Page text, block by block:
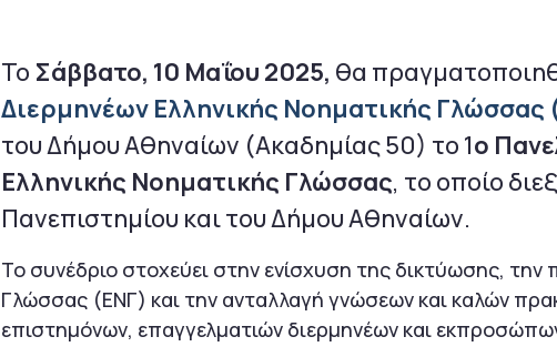
Το Σάββατο, 10 Μαΐου 2025, θα
Διερμηνέων Ελληνικής Νοηματικής
του Δήμου Αθηναίων (Ακαδημίας 50) το 1ο
Ελληνικής Νοηματικής Γλώσσας, το οποίο
Πανεπιστημίου και του Δήμου Αθηναίων.
Το συνέδριο στοχεύει στην ενίσχυση της δικτύωσης,
Γλώσσας (ΕΝΓ) και την ανταλλαγή γνώσεων και καλών
επιστημόνων, επαγγελματιών διερμηνέων και